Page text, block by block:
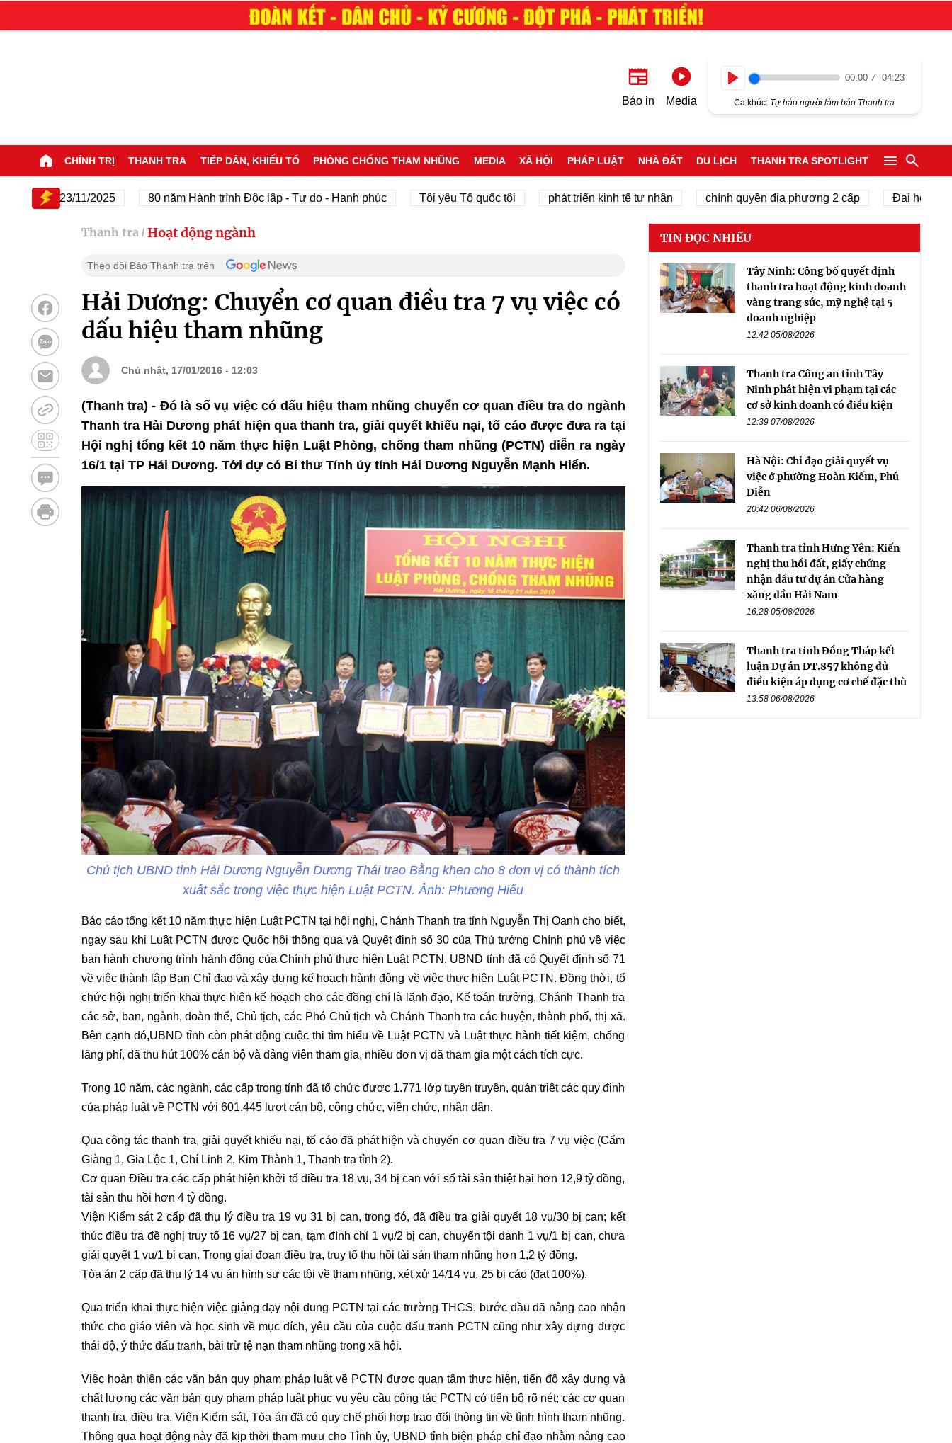
Báo in Media
00:00 04:23
Ca khúc: Tự hào người làm báo Thanh tra
CHÍNH TRỊ THANH TRA TIẾP DÂN, KHIẾU TỐ PHÒNG CHỐNG THAM NHŨNG MEDIA XÃ HỘI PHÁP LUẬT NHÀ ĐẤT DU LỊCH THANH TRA SPOTLIGHT
- 23/11/2025 80 năm Hành trình Độc lập - Tự do - Hạnh phúc Tôi yêu Tổ quốc tôi phát triển kinh tế tư nhân chính quyền địa phương 2 cấp Đại hội Đại biểu
Thanh tra / Hoạt động ngành
Theo dõi Báo Thanh tra trên
Hải Dương: Chuyển cơ quan điều tra 7 vụ việc có
dấu hiệu tham nhũng
Chủ nhật, 17/01/2016 - 12:03
(Thanh tra) - Đó là số vụ việc có dấu hiệu tham nhũng chuyển cơ quan điều tra do ngành
Thanh tra Hải Dương phát hiện qua thanh tra, giải quyết khiếu nại, tố cáo được đưa ra tại
Hội nghị tổng kết 10 năm thực hiện Luật Phòng, chống tham nhũng (PCTN) diễn ra ngày
16/1 tại TP Hải Dương. Tới dự có Bí thư Tỉnh ủy tỉnh Hải Dương Nguyễn Mạnh Hiển.
Chủ tịch UBND tỉnh Hải Dương Nguyễn Dương Thái trao Bằng khen cho 8 đơn vị có thành tích
xuất sắc trong việc thực hiện Luật PCTN. Ảnh: Phương Hiếu
Báo cáo tổng kết 10 năm thực hiện Luật PCTN tại hội nghị, Chánh Thanh tra tỉnh Nguyễn Thị Oanh cho biết,
ngay sau khi Luật PCTN được Quốc hội thông qua và Quyết định số 30 của Thủ tướng Chính phủ về việc
ban hành chương trình hành động của Chính phủ thực hiện Luật PCTN, UBND tỉnh đã có Quyết định số 71
về việc thành lập Ban Chỉ đạo và xây dựng kế hoạch hành động về việc thực hiện Luật PCTN. Đồng thời, tổ
chức hội nghị triển khai thực hiện kế hoạch cho các đồng chí là lãnh đạo, Kế toán trưởng, Chánh Thanh tra
các sở, ban, ngành, đoàn thể, Chủ tịch, các Phó Chủ tịch và Chánh Thanh tra các huyện, thành phố, thị xã.
Bên cạnh đó,UBND tỉnh còn phát động cuộc thi tìm hiểu về Luật PCTN và Luật thực hành tiết kiệm, chống
lãng phí, đã thu hút 100% cán bộ và đảng viên tham gia, nhiều đơn vị đã tham gia một cách tích cực.
Trong 10 năm, các ngành, các cấp trong tỉnh đã tổ chức được 1.771 lớp tuyên truyền, quán triệt các quy định
của pháp luật về PCTN với 601.445 lượt cán bộ, công chức, viên chức, nhân dân.
Qua công tác thanh tra, giải quyết khiếu nại, tố cáo đã phát hiện và chuyển cơ quan điều tra 7 vụ việc (Cẩm
Giàng 1, Gia Lộc 1, Chí Linh 2, Kim Thành 1, Thanh tra tỉnh 2).
Cơ quan Điều tra các cấp phát hiện khởi tố điều tra 18 vụ, 34 bị can với số tài sản thiệt hại hơn 12,9 tỷ đồng,
tài sản thu hồi hơn 4 tỷ đồng.
Viện Kiểm sát 2 cấp đã thụ lý điều tra 19 vụ 31 bị can, trong đó, đã điều tra giải quyết 18 vụ/30 bị can; kết
thúc điều tra đề nghị truy tố 16 vụ/27 bị can, tạm đình chỉ 1 vụ/2 bị can, chuyển tội danh 1 vụ/1 bị can, chưa
giải quyết 1 vụ/1 bị can. Trong giai đoạn điều tra, truy tố thu hồi tài sản tham nhũng hơn 1,2 tỷ đồng.
Tòa án 2 cấp đã thụ lý 14 vụ án hình sự các tội về tham nhũng, xét xử 14/14 vụ, 25 bị cáo (đạt 100%).
Qua triển khai thực hiện việc giảng dạy nội dung PCTN tại các trường THCS, bước đầu đã nâng cao nhận
thức cho giáo viên và học sinh về mục đích, yêu cầu của cuộc đấu tranh PCTN cũng như xây dựng được
thái độ, ý thức đấu tranh, bài trừ tệ nạn tham nhũng trong xã hội.
Việc hoàn thiện các văn bản quy phạm pháp luật về PCTN được quan tâm thực hiện, tiến độ xây dựng và
chất lượng các văn bản quy phạm pháp luật phục vụ yêu cầu công tác PCTN có tiến bộ rõ nét; các cơ quan
thanh tra, điều tra, Viện Kiểm sát, Tòa án đã có quy chế phối hợp trao đổi thông tin về tình hình tham nhũng.
Thông qua hoạt động này đã kịp thời tham mưu cho Tỉnh ủy, UBND tỉnh biện pháp chỉ đạo nhằm nâng cao
TIN ĐỌC NHIỀU
Tây Ninh: Công bố quyết định
thanh tra hoạt động kinh doanh
vàng trang sức, mỹ nghệ tại 5
doanh nghiệp
12:42 05/08/2026
Thanh tra Công an tỉnh Tây
Ninh phát hiện vi phạm tại các
cơ sở kinh doanh có điều kiện
12:39 07/08/2026
Hà Nội: Chỉ đạo giải quyết vụ
việc ở phường Hoàn Kiếm, Phú
Diễn
20:42 06/08/2026
Thanh tra tỉnh Hưng Yên: Kiến
nghị thu hồi đất, giấy chứng
nhận đầu tư dự án Cửa hàng
xăng dầu Hải Nam
16:28 05/08/2026
Thanh tra tỉnh Đồng Tháp kết
luận Dự án ĐT.857 không đủ
điều kiện áp dụng cơ chế đặc thù
13:58 06/08/2026